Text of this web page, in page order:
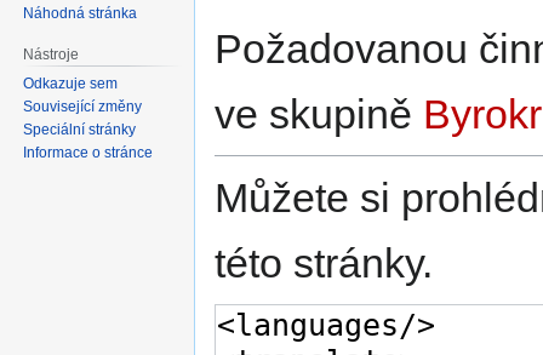
Požadovanou
ve skupině
Můžete si
této stránky.
Náhodná stránka
Nástroje
Odkazuje sem
Související změny
Speciální stránky
Informace o stránce